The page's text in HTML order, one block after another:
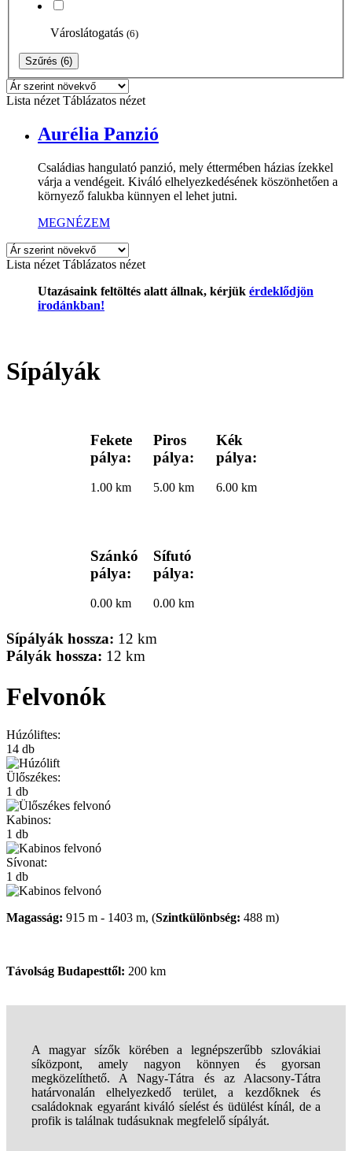
Városlátogatás (6)
Szűrés (6)
Lista nézet Táblázatos nézet
Aurélia Panzió
Családias hangulató panzió, mely éttermében házias ízekkel
várja a vendégeit. Kiváló elhelyezkedésének köszönhetően a
környező falukba künnyen el lehet jutni.
MEGNÉZEM
Lista nézet Táblázatos nézet
Utazásaink feltöltés alatt állnak, kérjük érdeklődjön
irodánkban!
Sípályák
Fekete
pálya:
1.00 km
Piros
pálya:
5.00 km
Kék
pálya:
6.00 km
Szánkó
pálya:
0.00 km
Sífutó
pálya:
0.00 km
Sípályák hossza: 12 km
Pályák hossza: 12 km
Felvonók
Húzóliftes:
14 db
Ülőszékes:
1 db
Kabinos:
1 db
Sívonat:
1 db
Magasság: 915 m - 1403 m, (Szintkülönbség: 488 m)
Távolság Budapesttől: 200 km
A magyar sízők körében a legnépszerűbb szlovákiai
síközpont, amely nagyon könnyen és gyorsan
megközelíthető. A Nagy-Tátra és az Alacsony-Tátra
határvonalán elhelyezkedő terület, a kezdőknek és
családoknak egyaránt kiváló síelést és üdülést kínál, de a
profik is találnak tudásuknak megfelelő sípályát.